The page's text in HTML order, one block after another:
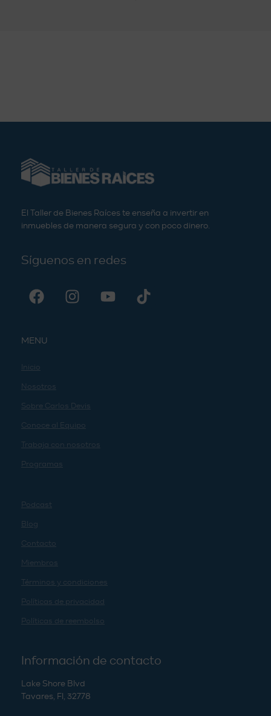
El Taller de Bienes Raíces te enseña a invertir en
inmuebles de manera segura y con poco dinero.
Síguenos en redes
MENU
Inicio
Nosotros
Sobre Carlos Devis
Conoce al Equipo
Trabaja con nosotros
Programas
Podcast
Blog
Contacto
Miembros
Términos y condiciones
Políticas de privacidad
Políticas de reembolso
Información de contacto
Lake Shore Blvd
Tavares, Fl, 32778